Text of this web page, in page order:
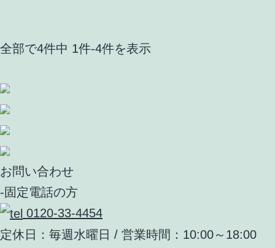
全部で4件中 1件-4件を表示
お問い合わせ
-固定電話の方
0120-33-4454
定休日：毎週水曜日 / 営業時間：10:00～18:00